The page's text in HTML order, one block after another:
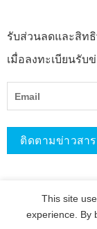
รับส่วนลดและสิทธิ
เมื่อลงทะเบียนรับ
This site
experience. By